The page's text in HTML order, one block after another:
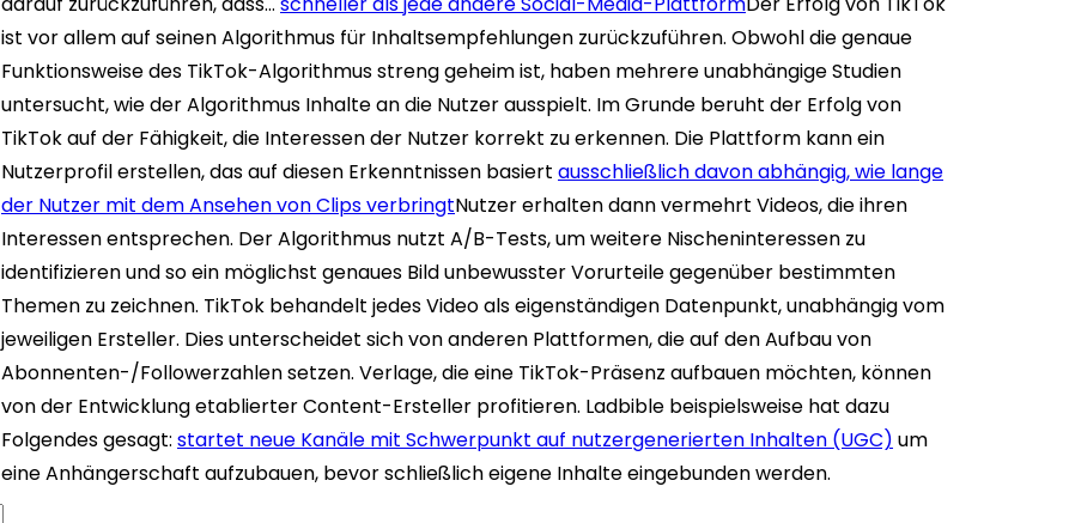
ist vor allem auf seinen Algorithmus für Inhaltsempfehlungen zurückzuführen. Obwohl die genaue
Funktionsweise des TikTok-Algorithmus streng geheim ist, haben mehrere unabhängige Studien
untersucht, wie der Algorithmus Inhalte an die Nutzer ausspielt. Im Grunde beruht der Erfolg von
TikTok auf der Fähigkeit, die Interessen der Nutzer korrekt zu erkennen. Die Plattform kann ein
Nutzerprofil erstellen, das auf diesen Erkenntnissen basiert ausschließlich davon abhängig, wie lange
der Nutzer mit dem Ansehen von Clips verbringtNutzer erhalten dann vermehrt Videos, die ihren
Interessen entsprechen. Der Algorithmus nutzt A/B-Tests, um weitere Nischeninteressen zu
identifizieren und so ein möglichst genaues Bild unbewusster Vorurteile gegenüber bestimmten
Themen zu zeichnen. TikTok behandelt jedes Video als eigenständigen Datenpunkt, unabhängig vom
jeweiligen Ersteller. Dies unterscheidet sich von anderen Plattformen, die auf den Aufbau von
Abonnenten-/Followerzahlen setzen. Verlage, die eine TikTok-Präsenz aufbauen möchten, können
von der Entwicklung etablierter Content-Ersteller profitieren. Ladbible beispielsweise hat dazu
Folgendes gesagt: startet neue Kanäle mit Schwerpunkt auf nutzergenerierten Inhalten (UGC) um
eine Anhängerschaft aufzubauen, bevor schließlich eigene Inhalte eingebunden werden.